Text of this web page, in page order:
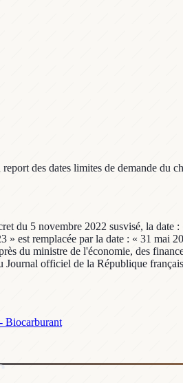
des dates limites de demande du
du 5 novembre 2022 susvisé, la
» est remplacée par la date : « 31
du ministre de l'économie, des
Journal officiel de la République
Biocarburant